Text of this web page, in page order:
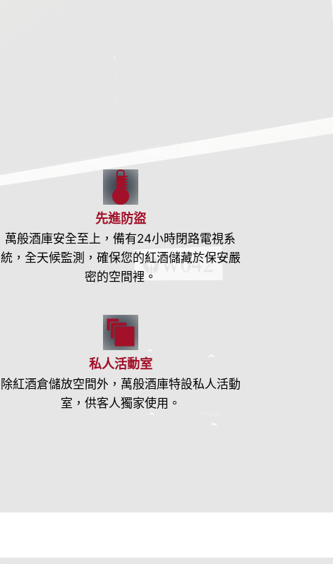
先進防盜
萬般酒庫安全至上，備有24小時閉路電視系
統，全天候監測，確保您的紅酒儲藏於保安嚴
密的空間裡。
私人活動室
除紅酒倉儲放空間外，萬般酒庫特設私人活動
室，供客人獨家使用。